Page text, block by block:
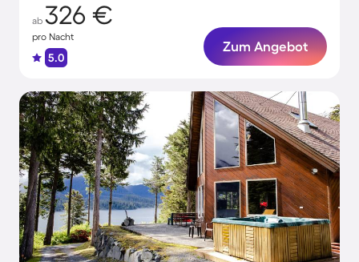
ab 326 €
pro Nacht
5.0
Zum Angebot